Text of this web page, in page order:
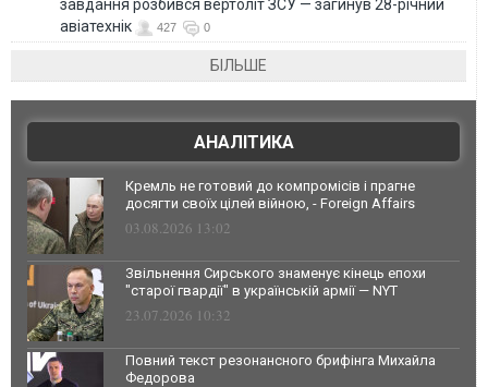
завдання розбився вертоліт ЗСУ — загинув 28-річний
авіатехнік
427 0
БІЛЬШЕ
АНАЛІТИКА
Кремль не готовий до компромісів і прагне
досягти своїх цілей війною, - Foreign Affairs
03.08.2026 13:02
Звільнення Сирського знаменує кінець епохи
"старої гвардії" в українській армії — NYT
23.07.2026 10:32
Повний текст резонансного брифінга Михайла
Федорова